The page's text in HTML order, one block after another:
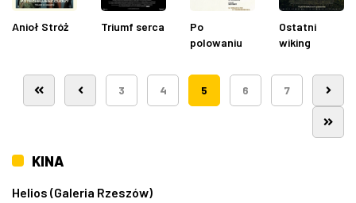
Anioł Stróż Triumf serca
Po
polowaniu
Ostatni
wiking
3 4 5 6 7
KINA
Helios (Galeria Rzeszów)